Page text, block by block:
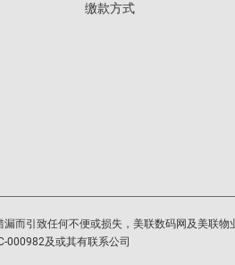
缴款方式
而引致任何不便或损失，美联数码网及美联物
000982及或其有联系公司